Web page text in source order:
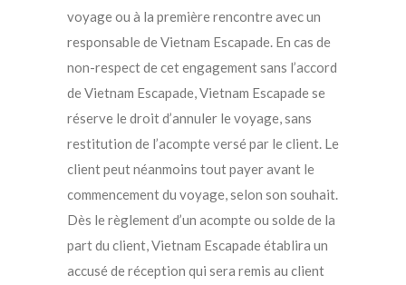
voyage ou à la première rencontre avec un
responsable de Vietnam Escapade. En cas de
non-respect de cet engagement sans l’accord
de Vietnam Escapade, Vietnam Escapade se
réserve le droit d’annuler le voyage, sans
restitution de l’acompte versé par le client. Le
client peut néanmoins tout payer avant le
commencement du voyage, selon son souhait.
Dès le règlement d’un acompte ou solde de la
part du client, Vietnam Escapade établira un
accusé de réception qui sera remis au client